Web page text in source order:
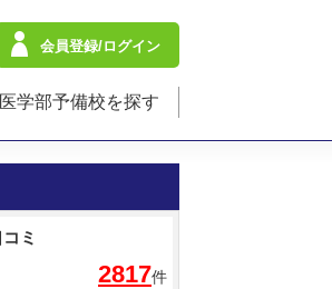
会員登録/ログイン
医学部予備校を探す
ミ
2817件